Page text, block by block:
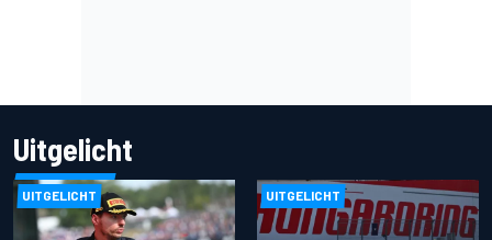
Uitgelicht
UITGELICHT UITGELICHT